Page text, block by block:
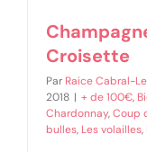
Croisette
Par Raice Cabral-
2018 | + de 100€,
Chardonnay,Coup
bulles, Les volailles,